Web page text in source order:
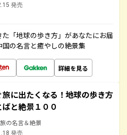
発売
「地球の歩き方」があなたにお届
の名言と癒やしの絶景集
詳細を見る
旅に出たくなる！地球の歩き方
と絶景１００
の名言＆絶景
発売